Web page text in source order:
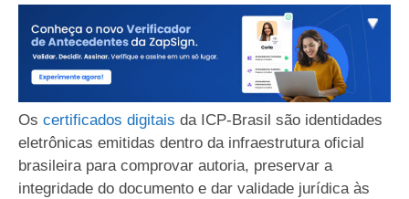
Os certificados digitais da ICP-Brasil são identidades
eletrônicas emitidas dentro da infraestrutura oficial
brasileira para comprovar autoria, preservar a
integridade do documento e dar validade jurídica às